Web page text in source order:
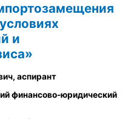
и
аспирант
финансово-юридический